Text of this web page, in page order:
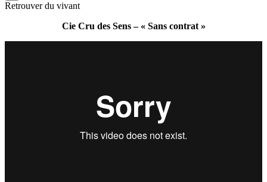
Retrouver du vivant
Cie Cru des Sens – « Sans contrat »